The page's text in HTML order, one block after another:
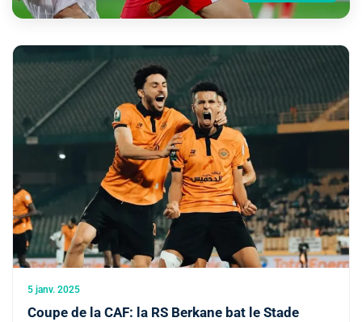
5 janv. 2025
Coupe de la CAF: la RS Berkane bat le Stade